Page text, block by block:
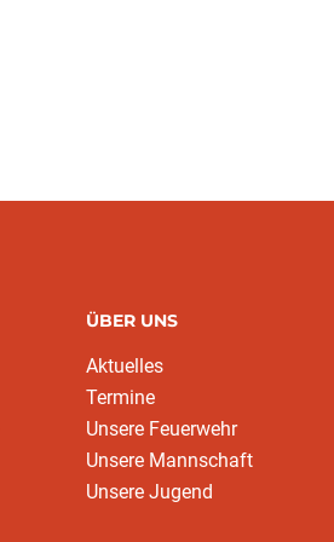
ÜBER UNS
Aktuelles
Termine
Unsere Feuerwehr
Unsere Mannschaft
Unsere Jugend